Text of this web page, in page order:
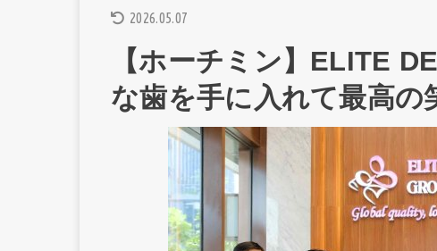
2026.05.07
【ホーチミン】ELITE
な歯を手に入れて最高の